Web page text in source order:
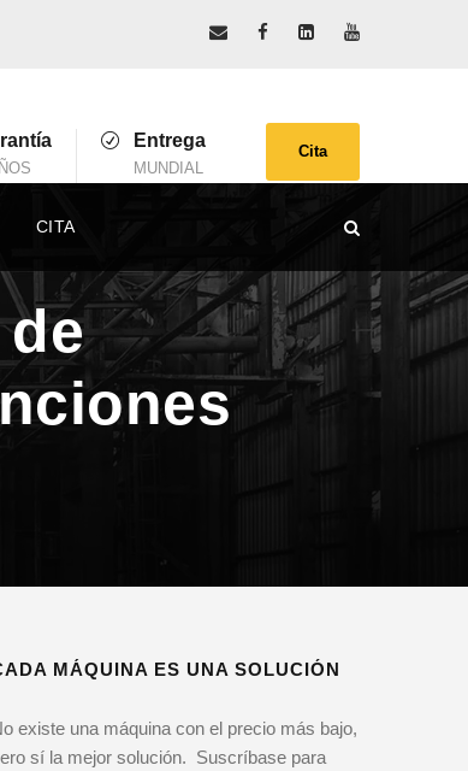
Entrega
MUNDIAL
Cita
CITA
MÁQUINA ES UNA SOLUCIÓN
existe una máquina con el precio más bajo,
sí la mejor solución. Suscríbase para